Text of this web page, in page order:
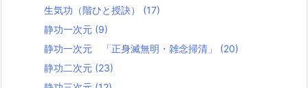
生気功（階ひと授訣） (17)
静功一次元 (9)
静功一次元 「正身滅無明・雑念掃清」 (20)
静功二次元 (23)